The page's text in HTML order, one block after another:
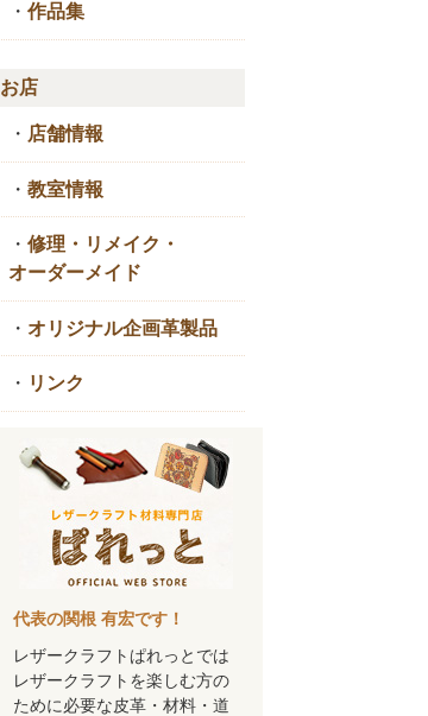
・ 作品集
お店
・ 店舗情報
・ 教室情報
・ 修理・リメイク・
オーダーメイド
・ オリジナル企画革製品
・ リンク
代表の関根 有宏です！
レザークラフトぱれっとでは
レザークラフトを楽しむ方の
ために必要な皮革・材料・道